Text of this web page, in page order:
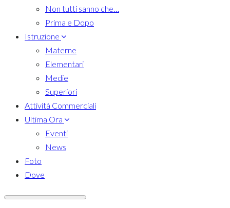
Non tutti sanno che…
Prima e Dopo
Istruzione
Materne
Elementari
Medie
Superiori
Attività Commerciali
Ultima Ora
Eventi
News
Foto
Dove